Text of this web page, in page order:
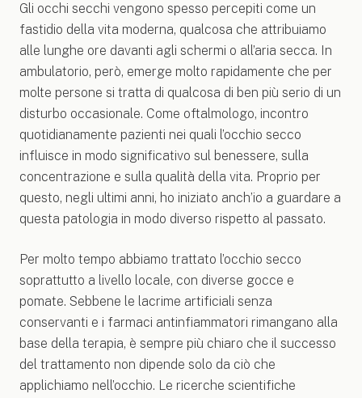
Gli occhi secchi vengono spesso percepiti come un
fastidio della vita moderna, qualcosa che attribuiamo
alle lunghe ore davanti agli schermi o all’aria secca. In
ambulatorio, però, emerge molto rapidamente che per
molte persone si tratta di qualcosa di ben più serio di un
disturbo occasionale. Come oftalmologo, incontro
quotidianamente pazienti nei quali l’occhio secco
influisce in modo significativo sul benessere, sulla
concentrazione e sulla qualità della vita. Proprio per
questo, negli ultimi anni, ho iniziato anch’io a guardare a
questa patologia in modo diverso rispetto al passato.
Per molto tempo abbiamo trattato l’occhio secco
soprattutto a livello locale, con diverse gocce e
pomate. Sebbene le lacrime artificiali senza
conservanti e i farmaci antinfiammatori rimangano alla
base della terapia, è sempre più chiaro che il successo
del trattamento non dipende solo da ciò che
applichiamo nell’occhio. Le ricerche scientifiche